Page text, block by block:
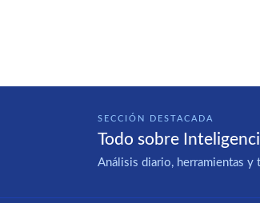
SECCIÓN DESTACADA
Todo sobre
Análisis diario, herramientas